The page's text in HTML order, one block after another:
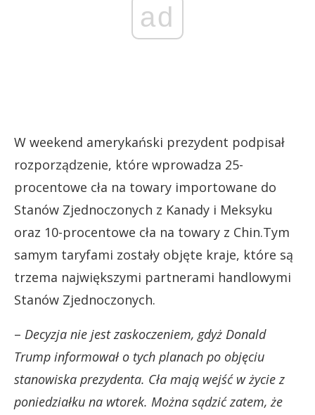
ad
W weekend amerykański prezydent podpisał
rozporządzenie, które wprowadza 25-
procentowe cła na towary importowane do
Stanów Zjednoczonych z Kanady i Meksyku
oraz 10-procentowe cła na towary z Chin.Tym
samym taryfami zostały objęte kraje, które są
trzema największymi partnerami handlowymi
Stanów Zjednoczonych.
– Decyzja nie jest zaskoczeniem, gdyż Donald
Trump informował o tych planach po objęciu
stanowiska prezydenta. Cła mają wejść w życie z
poniedziałku na wtorek. Można sądzić zatem, że